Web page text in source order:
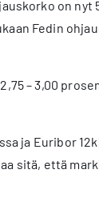
on nyt
Fedin
– 3,00
ja Euribor
sitä, että